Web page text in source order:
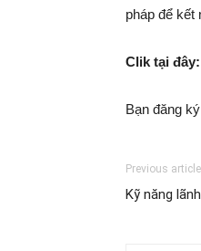
pháp để kết
Clik tại đây:
Bạn đăng
Previous article
Kỹ năng